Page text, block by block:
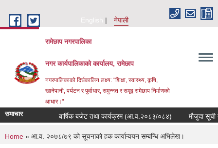
English
नेपाली
रामेछाप नगरपालिका
नगर कार्यपालिकाको कार्यालय, रामेछाप
नगरपालिकाको दिर्घकालिन लक्ष्य: "शिक्षा, स्वास्थ्य, कृषि,
खानेपानी, पर्यटन र पुर्वाधार, समुन्नत र समृद्व रामेछाप निर्माणको
आधार।"
समाचार बार्षिक बजेट तथा कार्यक्रम (आ.व.२०८३/०८४) मौजुदा सूची दर्ता
You are here
Home » आ.व. २०७८/७९ को सूचनाको हक कार्यान्वयन सम्बन्धि अभिलेख।